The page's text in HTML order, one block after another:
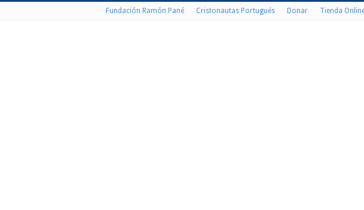
Fundación Ramón Pané Cristonautas Portugués Donar Tienda